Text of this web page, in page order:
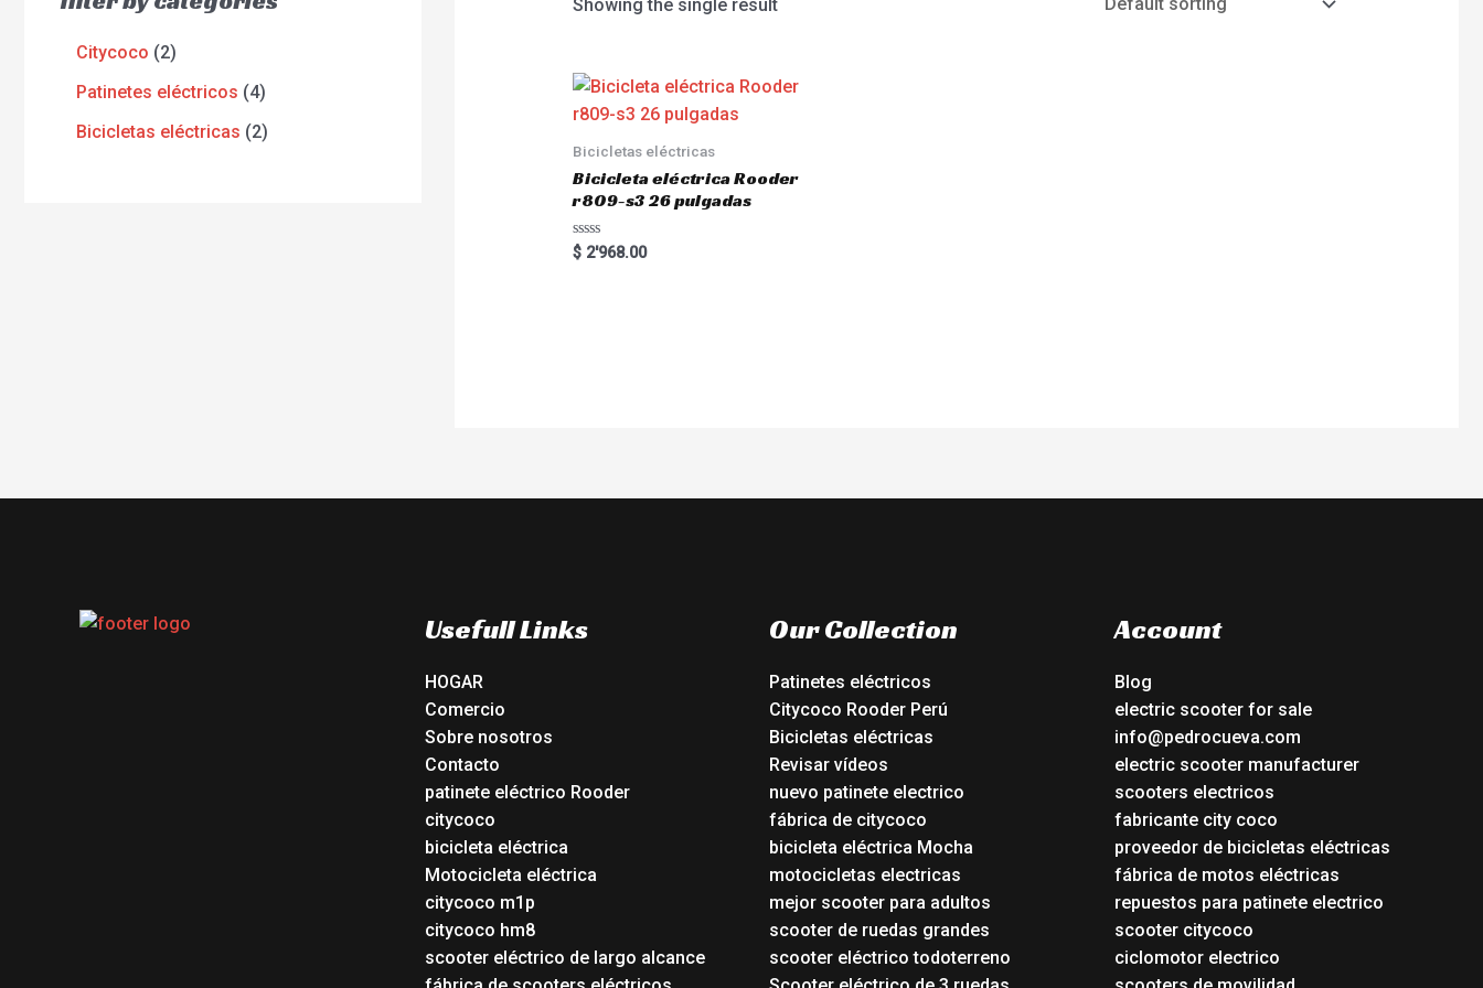
Citycoco 2
Patinetes eléctricos 4
Bicicletas eléctricas 2
Showing the single result
Bicicletas eléctricas
Bicicleta eléctrica Rooder
r809-s3 26 pulgadas
Rated
0
$2'968.00
Usefull Links
HOGAR
Comercio
Sobre nosotros
Contacto
patinete eléctrico Rooder
citycoco
bicicleta eléctrica
Motocicleta eléctrica
citycoco m1p
citycoco hm8
scooter eléctrico de largo alcance
Our Collection
Patinetes eléctricos
Citycoco Rooder Perú
Bicicletas eléctricas
Revisar vídeos
nuevo patinete electrico
fábrica de citycoco
bicicleta eléctrica Mocha
motocicletas electricas
mejor scooter para adultos
scooter de ruedas grandes
scooter eléctrico todoterreno
Account
Blog
electric scooter for sale
info@pedrocueva.com
electric scooter manufacturer
scooters electricos
fabricante city coco
proveedor de bicicletas eléctricas
fábrica de motos eléctricas
repuestos para patinete electrico
scooter citycoco
ciclomotor electrico